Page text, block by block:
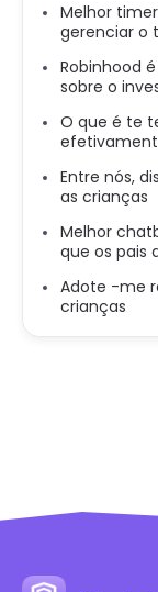
Melhor
gerenciar o
Robinhood
sobre o
O que é te
Entre nós,
as crianças
Melhor
que os pais
Adote -me
crianças